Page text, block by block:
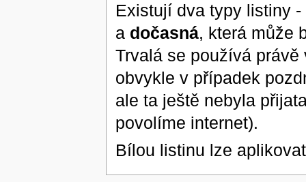
Existují dva typy listiny -
a dočasná, která může
Trvalá se používá
obvykle v případek
ale ta ještě nebyla
povolíme internet).
Bílou listinu lze